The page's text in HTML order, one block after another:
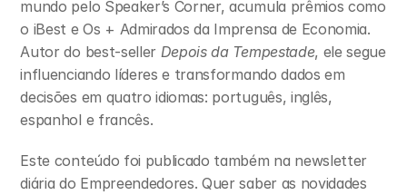
mundo pelo Speaker’s Corner, acumula prêmios como
o iBest e Os + Admirados da Imprensa de Economia.
Autor do best-seller Depois da Tempestade, ele segue
influenciando líderes e transformando dados em
decisões em quatro idiomas: português, inglês,
espanhol e francês.
Este conteúdo foi publicado também na newsletter
diária do Empreendedores. Quer saber as novidades